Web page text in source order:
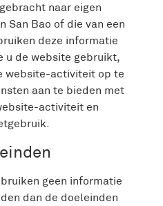
naar eigen
San Bao of die van een
deze informatie
u de website gebruikt,
website-activiteit op te
aan te bieden met
activiteit en
geen informatie
dan de doeleinden